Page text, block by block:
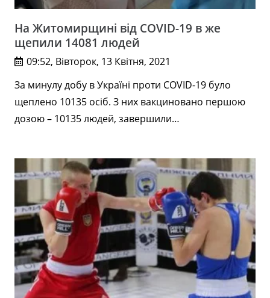
На Житомирщині від COVID-19 в же
щепили 14081 людей
09:52, Вівторок, 13 Квітня, 2021
За минулу добу в Україні проти COVID-19 було
щеплено 10135 осіб. З них вакциновано першою
дозою – 10135 людей, завершили…